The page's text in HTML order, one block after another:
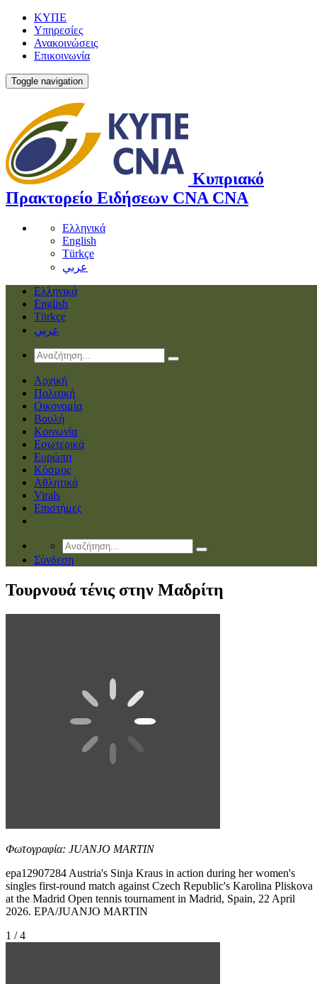
ΚΥΠΕ
Υπηρεσίες
Ανακοινώσεις
Επικοινωνία
Toggle navigation
Κυπριακό
Πρακτορείο Ειδήσεων CNA CNA
Ελληνικά
English
Türkçe
عربي
Ελληνικά
English
Türkçe
عربي
Αρχική
Πολιτική
Οικονομία
Βουλή
Κοινωνία
Εσωτερικά
Ευρώπη
Κόσμος
Αθλητικά
Virals
Επιστήμες
Σύνδεση
Τουρνουά τένις στην Μαδρίτη
Φωτογραφία: JUANJO MARTIN
epa12907284 Austria's Sinja Kraus in action during her women's
singles first-round match against Czech Republic's Karolina Pliskova
at the Madrid Open tennis tournament in Madrid, Spain, 22 April
2026. EPA/JUANJO MARTIN
1 / 4